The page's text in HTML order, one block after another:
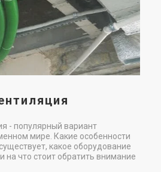
- популярный вариант
мире. Какие особенности
какое оборудование
на что стоит обратить внимание